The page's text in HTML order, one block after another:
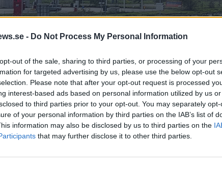
- Do Not Process My Personal Information
out of the sale, sharing to third parties, or processing of your
for targeted advertising by us, please use the below opt-out
Please note that after your opt-out request is processed
interest-based ads based on personal information utilized by us
to third parties prior to your opt-out. You may separately
of your personal information by third parties on the IAB’s list of
information may also be disclosed by us to third parties on the
that may further disclose it to other third parties.
den nya tomten, sedan dess har det förändrats efter den
Gotlands Bryggeri återigen inväntar ett
planer på en ny produktionsanläggning
för enplats utanför ringmuren.